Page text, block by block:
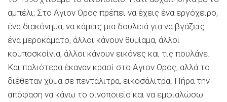
αμπέλι; Στο Αγιον Ορος πρέπει να έχεις ένα εργόχειρο,
ένα διακόνημα, να κάμεις μια δουλειά για να βγάζεις
ένα μεροκάματο, άλλοι κάνουν θυμίαμα, άλλοι
κομποσκοίνια, άλλοι κάνουν εικόνες και τις πουλάνε.
Και παλιότερα έκαναν κρασί στο Αγιον Ορος, αλλά το
διέθεταν χύμα σε πεντάλιτρα, εικοσάλιτρα. Πήρα την
απόφαση να κάνω το οινοποιείο και να εμφιαλώσω